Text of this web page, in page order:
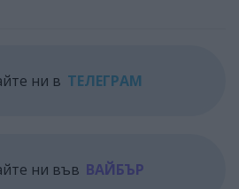
ни в ТЕЛЕГРАМ
ни във ВАЙБЪР